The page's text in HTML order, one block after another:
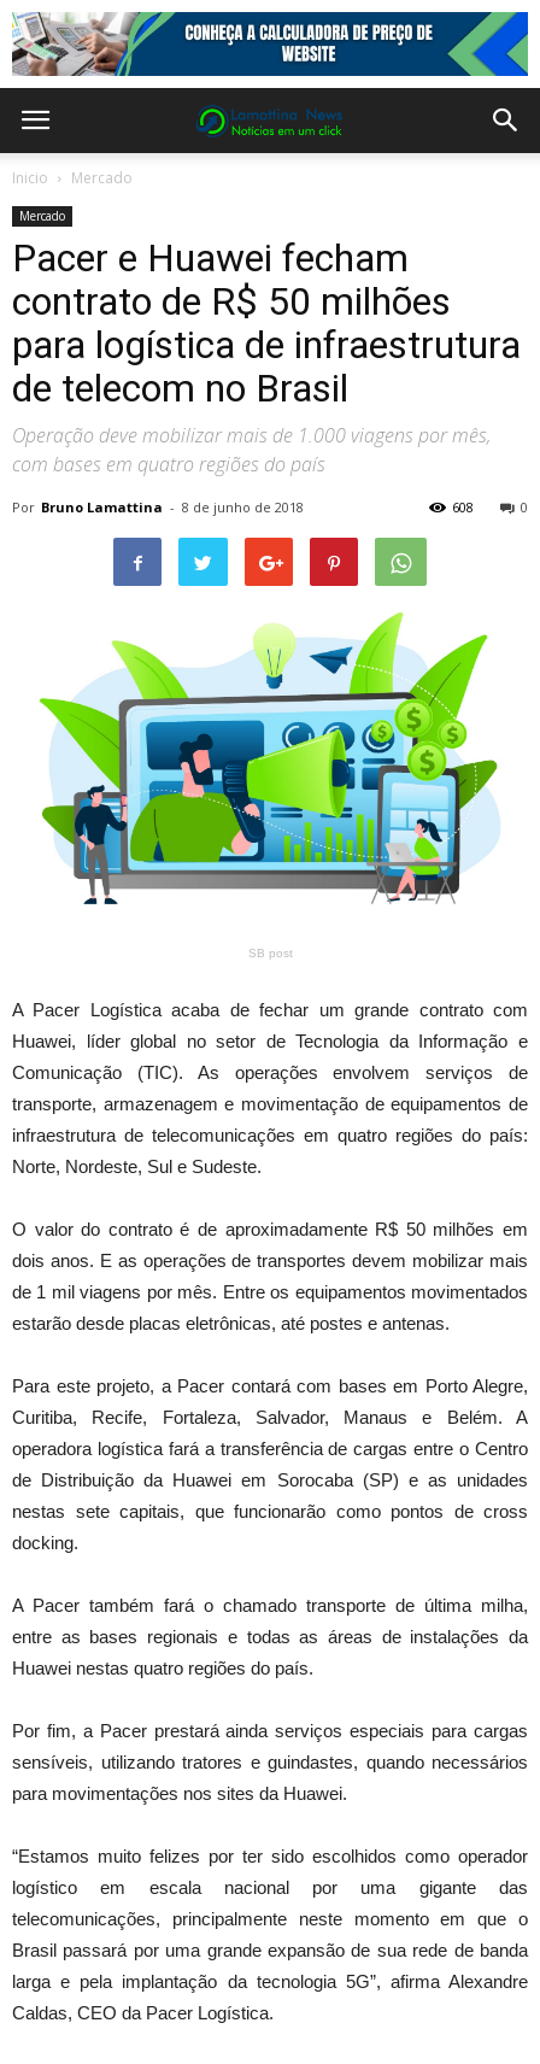
Inicio Mercado
Mercado
Pacer e Huawei fecham
contrato de R$ 50 milhões
para logística de infraestrutura
de telecom no Brasil
Operação deve mobilizar mais de 1.000 viagens por mês,
com bases em quatro regiões do país
Por Bruno Lamattina - 8 de junho de 2018 0
608
SB post
A Pacer Logística acaba de fechar um grande contrato com
Huawei, líder global no setor de Tecnologia da Informação e
Comunicação (TIC). As operações envolvem serviços de
transporte, armazenagem e movimentação de equipamentos de
infraestrutura de telecomunicações em quatro regiões do país:
Norte, Nordeste, Sul e Sudeste.
O valor do contrato é de aproximadamente R$ 50 milhões em
dois anos. E as operações de transportes devem mobilizar mais
de 1 mil viagens por mês. Entre os equipamentos movimentados
estarão desde placas eletrônicas, até postes e antenas.
Para este projeto, a Pacer contará com bases em Porto Alegre,
Curitiba, Recife, Fortaleza, Salvador, Manaus e Belém. A
operadora logística fará a transferência de cargas entre o Centro
de Distribuição da Huawei em Sorocaba (SP) e as unidades
nestas sete capitais, que funcionarão como pontos de cross
docking.
A Pacer também fará o chamado transporte de última milha,
entre as bases regionais e todas as áreas de instalações da
Huawei nestas quatro regiões do país.
Por fim, a Pacer prestará ainda serviços especiais para cargas
sensíveis, utilizando tratores e guindastes, quando necessários
para movimentações nos sites da Huawei.
“Estamos muito felizes por ter sido escolhidos como operador
logístico em escala nacional por uma gigante das
telecomunicações, principalmente neste momento em que o
Brasil passará por uma grande expansão de sua rede de banda
larga e pela implantação da tecnologia 5G”, afirma Alexandre
Caldas, CEO da Pacer Logística.